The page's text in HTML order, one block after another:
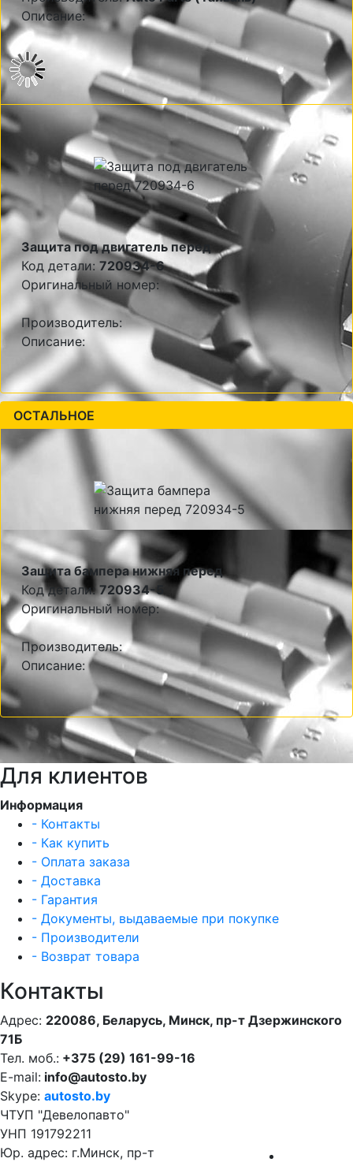
Описание:
Защита под двигатель перед
Код детали: 720934-6
Оригинальный номер:
Производитель:
Описание:
ОСТАЛЬНОЕ
Защита бампера нижняя перед
Код детали: 720934-5
Оригинальный номер:
Производитель:
Описание:
Для клиентов
Информация
- Контакты
- Как купить
- Оплата заказа
- Доставка
- Гарантия
- Документы, выдаваемые при покупке
- Производители
- Возврат товара
Контакты
Адрес: 220086, Беларусь, Минск, пр-т Дзержинского
71Б
Тел. моб.: +375 (29) 161-99-16
E-mail: info@autosto.by
Skype: autosto.by
ЧТУП "Девелопавто"
УНП 191792211
Юр. адрес: г.Минск, пр-т